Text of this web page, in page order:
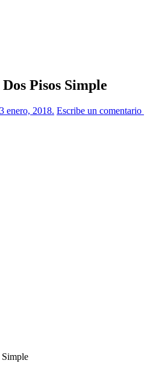
Pisos Simple
enero, 2018. Escribe un comentario
Simple